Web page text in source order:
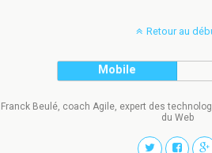
Retour au
Mobile
Franck Beulé, coach Agile, expert des
du Web